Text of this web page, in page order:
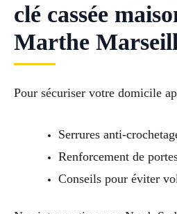
clé cassée
Marthe
Pour sécuriser votre domicile
Serrures anti-
Renforcement de
Conseils pour éviter